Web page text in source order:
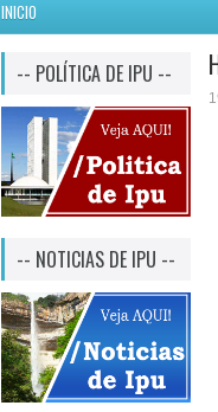
INICIO
-- POLÍTICA DE IPU --
-- NOTICIAS DE IPU --